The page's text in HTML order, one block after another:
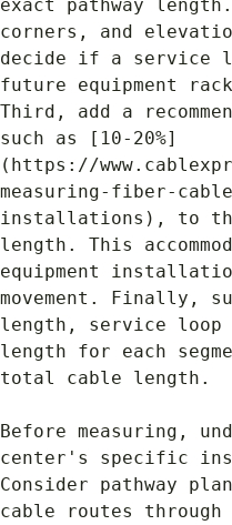
exact pathway
corners, and
decide if a service
future equipment
Third, add a
such as [10-20%]
(https://
measuring-fiber-
installations), to the
length. This
equipment
movement. Finally,
length, service loop
length for each
total cable length.
Before measuring,
center's specific
Consider pathway
cable routes